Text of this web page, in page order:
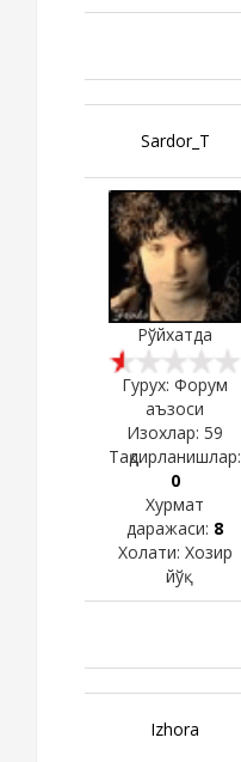
Sardor_T
Рўйхатда
Гурух: Форум
аъзоси
Изохлар: 59
Тақдирланишлар:
0
Хурмат
даражаси: 8
Холати: Хозир
йўқ
Izhora